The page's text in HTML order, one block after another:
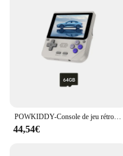
Parts and
rechargeable battery
Usage and Purpose:
perfect for travel and
Typical Adaptive
casual and
**Unmatched
POWKIDDY-Console de jeu rétro Opendinglinux pour enfants, OCA plein écran, Opendinglinux, cadeaux bon marché, V10, 3.5 pouces, 480*320 IPS, nouveau
44,54€